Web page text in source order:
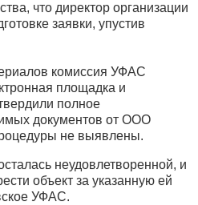
что директор организации
заявки, упустив
комиссия УФАС
площадка и
полное
документов от ООО
не выявлены.
неудовлетворенной, и
объект за указанную ей
УФАС.